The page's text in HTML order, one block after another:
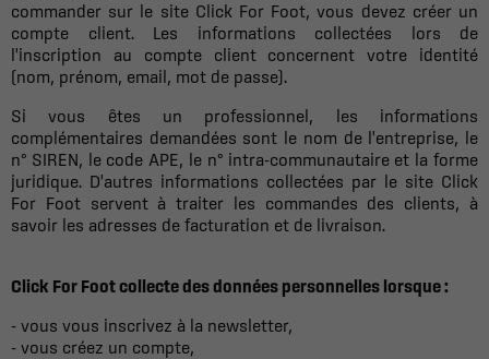
commander sur le site Click For Foot, vous devez créer un
compte client. Les informations collectées lors de
l'inscription au compte client concernent votre identité
(nom, prénom, email, mot de passe).
Si vous êtes un professionnel, les informations
complémentaires demandées sont le nom de l'entreprise, le
n° SIREN, le code APE, le n° intra-communautaire et la forme
juridique. D'autres informations collectées par le site Click
For Foot servent à traiter les commandes des clients, à
savoir les adresses de facturation et de livraison.
Click For Foot collecte des données personnelles lorsque :
- vous vous inscrivez à la newsletter,
- vous créez un compte,